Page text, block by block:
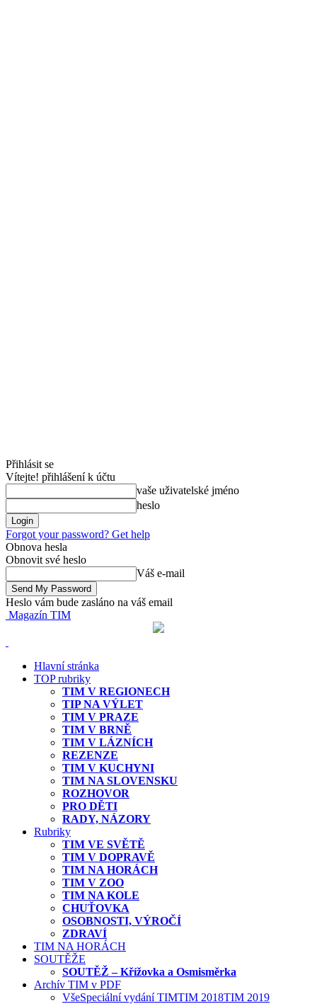
Přihlásit se
Vítejte! přihlášení k účtu
vaše uživatelské jméno
heslo
Forgot your password? Get help
Obnova hesla
Obnovit své heslo
Váš e-mail
Heslo vám bude zasláno na váš email
Magazín TIM
Hlavní stránka
TOP rubriky
TIM V REGIONECH
TIP NA VÝLET
TIM V PRAZE
TIM V BRNĚ
TIM V LÁZNÍCH
REZENZE
TIM V KUCHYNI
TIM NA SLOVENSKU
ROZHOVOR
PRO DĚTI
RADY, NÁZORY
Rubriky
TIM VE SVĚTĚ
TIM V DOPRAVĚ
TIM NA HORÁCH
TIM V ZOO
TIM NA KOLE
CHUŤOVKA
OSOBNOSTI, VÝROČÍ
ZDRAVÍ
TIM NA HORÁCH
SOUTĚŽE
SOUTĚŽ – Křížovka a Osmisměrka
Archív TIM v PDF
VšeSpeciální vydání TIMTIM 2018TIM 2019